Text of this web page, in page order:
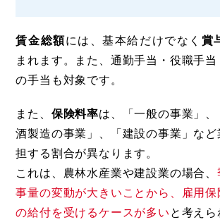
賃金総額には、基本給だけでなく 賞
まれます。また、通勤手当・役職手
の手当も対象です。
また、 保険料率は、「一般の事業」
酒製造の事業」、「建設の事業」など
担する割合が異なります。
これは、農林水産業や建設業の場合、
事量の変動が大きいことから、雇用保
の給付を受けるケースが多い と考えら